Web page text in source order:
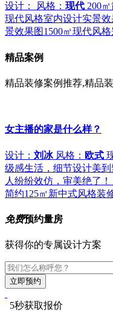
设计： 风格： 现代 200
现代风格室内设计实景效
景效果图1500㎡现代风
精品案例
精品装修案例推荐,精品
女主播的家是什么样？
设计： 刘冰 风格： 欧式
级感生活，细节设计美到
人纷纷效仿，审美绝了
简约125㎡新中式风格装
免费预约量房
获得你的专属设计方案
5秒获取报价